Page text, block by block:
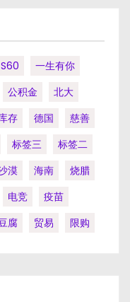
S60
一生有你
公积金
北大
存 德国
慈善
标签三
标签二
漠 海南
烧腊
电竞
疫苗
腐 贸易 限购